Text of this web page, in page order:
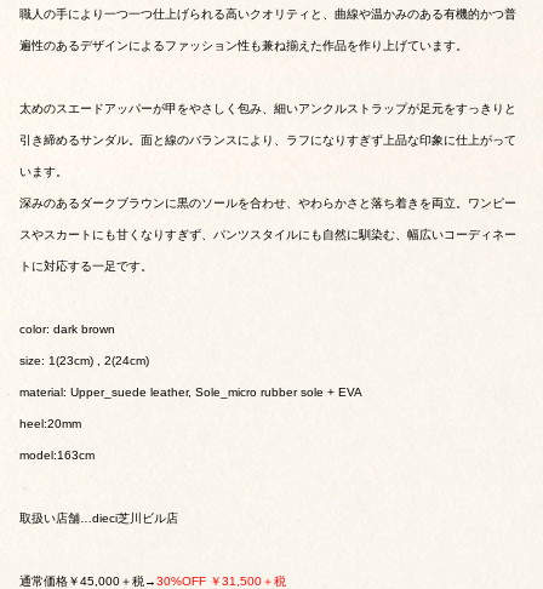
職人の手により一つ一つ仕上げられる高いクオリティと、曲線や温かみのある有機的かつ普
遍性のあるデザインによるファッション性も兼ね揃えた作品を作り上げています。
太めのスエードアッパーが甲をやさしく包み、細いアンクルストラップが足元をすっきりと
引き締めるサンダル。面と線のバランスにより、ラフになりすぎず上品な印象に仕上がって
います。
深みのあるダークブラウンに黒のソールを合わせ、やわらかさと落ち着きを両立。ワンピー
スやスカートにも甘くなりすぎず、パンツスタイルにも自然に馴染む、幅広いコーディネー
トに対応する一足です。
color: dark brown
size: 1(23cm) , 2(24cm)
material: Upper_suede leather, Sole_micro rubber sole + EVA
heel:20mm
model:163cm
取扱い店舗…dieci芝川ビル店
通常価格￥45,000＋税→30%OFF ￥31,500＋税